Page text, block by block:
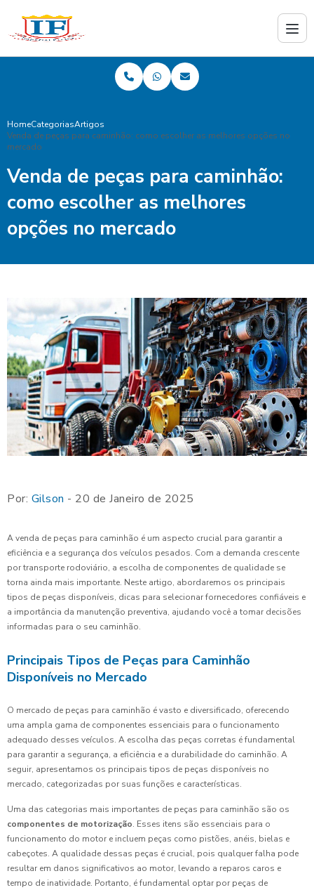
HomeCategoriasArtigos
Venda de peças para caminhão: como escolher as melhores opções no
mercado
Venda de peças para caminhão:
como escolher as melhores
opções no mercado
Por: Gilson - 20 de Janeiro de 2025
A venda de peças para caminhão é um aspecto crucial para garantir a
eficiência e a segurança dos veículos pesados. Com a demanda crescente
por transporte rodoviário, a escolha de componentes de qualidade se
torna ainda mais importante. Neste artigo, abordaremos os principais
tipos de peças disponíveis, dicas para selecionar fornecedores confiáveis e
a importância da manutenção preventiva, ajudando você a tomar decisões
informadas para o seu caminhão.
Principais Tipos de Peças para Caminhão
Disponíveis no Mercado
O mercado de peças para caminhão é vasto e diversificado, oferecendo
uma ampla gama de componentes essenciais para o funcionamento
adequado desses veículos. A escolha das peças corretas é fundamental
para garantir a segurança, a eficiência e a durabilidade do caminhão. A
seguir, apresentamos os principais tipos de peças disponíveis no
mercado, categorizadas por suas funções e características.
Uma das categorias mais importantes de peças para caminhão são os
componentes de motorização. Esses itens são essenciais para o
funcionamento do motor e incluem peças como pistões, anéis, bielas e
cabeçotes. A qualidade dessas peças é crucial, pois qualquer falha pode
resultar em danos significativos ao motor, levando a reparos caros e
tempo de inatividade. Portanto, é fundamental optar por peças de